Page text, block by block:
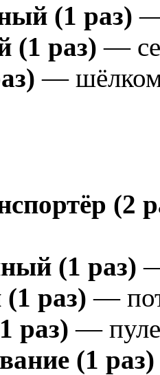
(1 раз) —
(1 раз) —
—
(2
(1 раз)
раз) —
раз) —
(1 раз)